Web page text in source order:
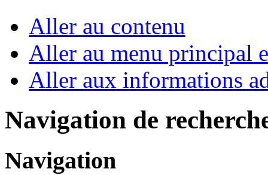
Aller au contenu
Aller au menu principal
Aller aux informations
Navigation de
Navigation